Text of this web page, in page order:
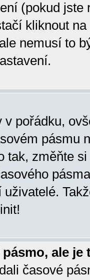
(pokud
kliknout
nemusí to
v pořádku,
pásmu
tak, změňte
ale je
časové